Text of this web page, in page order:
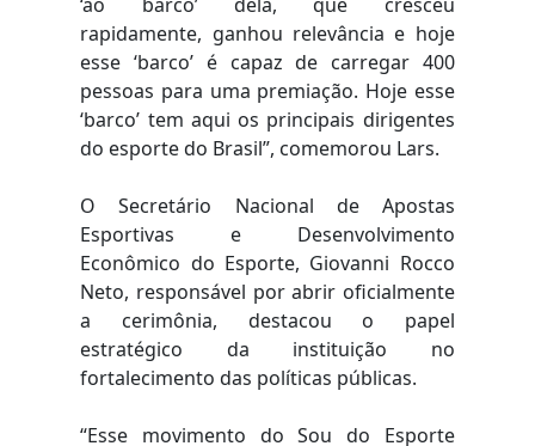
rapidamente, ganhou relevância e hoje
esse ‘barco’ é capaz de carregar 400
pessoas para uma premiação. Hoje esse
‘barco’ tem aqui os principais dirigentes
do esporte do Brasil”, comemorou Lars.
O Secretário Nacional de Apostas
Esportivas e Desenvolvimento
Econômico do Esporte, Giovanni Rocco
Neto, responsável por abrir oficialmente
a cerimônia, destacou o papel
estratégico da instituição no
fortalecimento das políticas públicas.
“Esse movimento do Sou do Esporte